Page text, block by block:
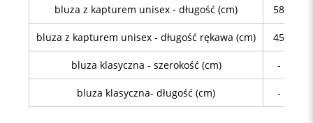
bluza z kapturem unisex - długość (cm) 58
bluza z kapturem unisex - długość rękawa (cm) 45
bluza klasyczna - szerokość (cm) -
bluza klasyczna- długość (cm) -